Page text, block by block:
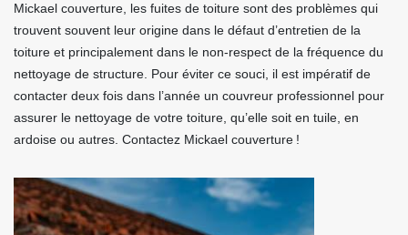
Mickael couverture, les fuites de toiture sont des problèmes qui
trouvent souvent leur origine dans le défaut d’entretien de la
toiture et principalement dans le non-respect de la fréquence du
nettoyage de structure. Pour éviter ce souci, il est impératif de
contacter deux fois dans l’année un couvreur professionnel pour
assurer le nettoyage de votre toiture, qu’elle soit en tuile, en
ardoise ou autres. Contactez Mickael couverture !